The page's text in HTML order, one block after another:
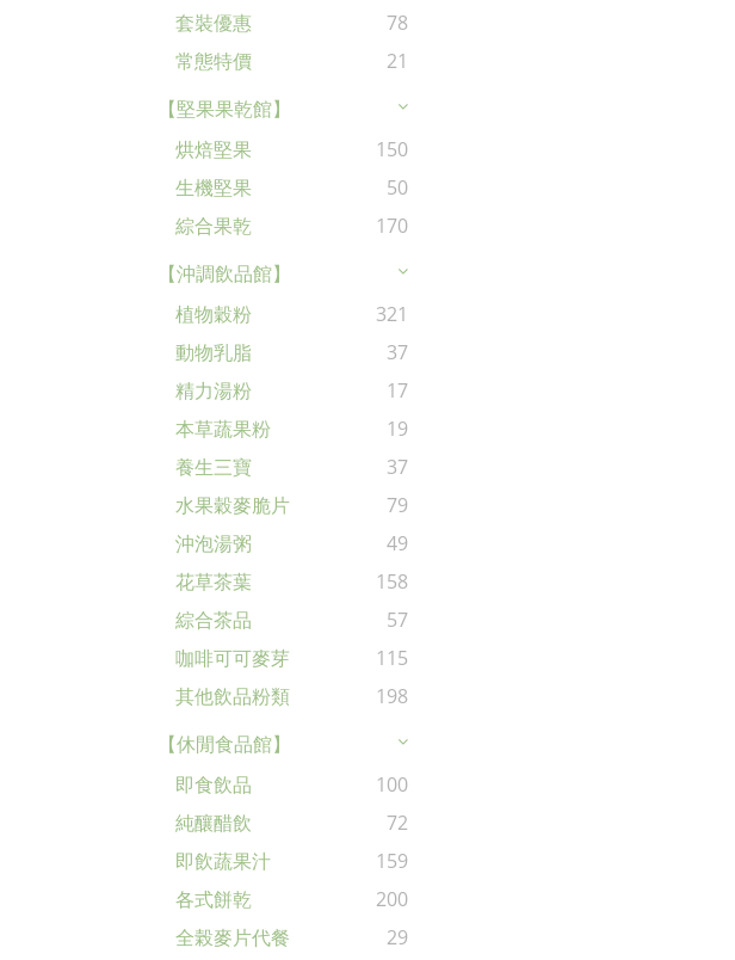
套裝優惠
78
常態特價
21
【堅果果乾館】
烘焙堅果
150
生機堅果
50
綜合果乾
170
【沖調飲品館】
植物穀粉
321
動物乳脂
37
精力湯粉
17
本草蔬果粉
19
養生三寶
37
水果穀麥脆片
79
沖泡湯粥
49
花草茶葉
158
綜合茶品
57
咖啡可可麥芽
115
其他飲品粉類
198
【休閒食品館】
即食飲品
100
純釀醋飲
72
即飲蔬果汁
159
各式餅乾
200
全榖麥片代餐
29